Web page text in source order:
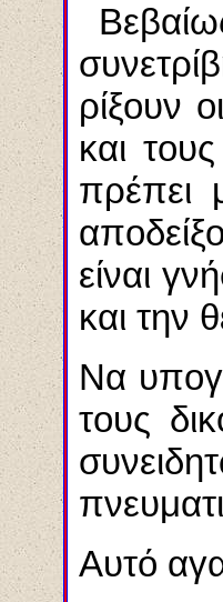
ρίξουν
και
πρέπει
είναι
και την
Να
τους
Αυτό